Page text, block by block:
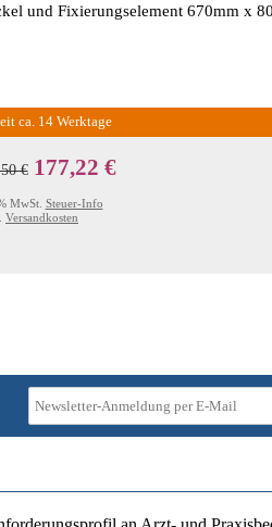
und Fixierungselement 670mm x
ca. 14 Werktage
€ 177,22 €
MwSt. Steuer-Info
Versandkosten